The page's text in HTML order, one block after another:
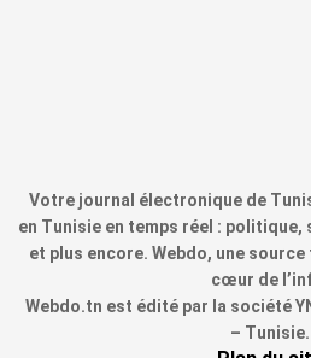
Votre journal électronique de
en Tunisie en temps réel :
et plus encore. Webdo, une
cœur de
Webdo.tn est édité par la société
– Tunisie.